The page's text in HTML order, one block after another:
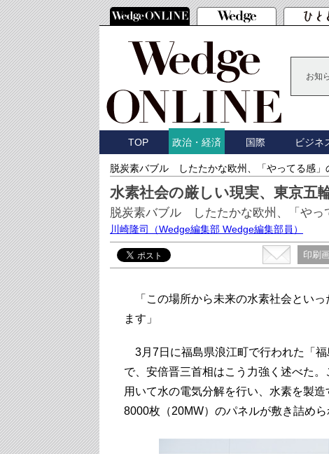
お知
TOP 政治・経済 国際 ビジネ
脱炭素バブル したたかな欧州、「やってる感」
水素社会の厳しい現実、東京五
脱炭素バブル したたかな欧州、「やっ
川崎隆司 （Wedge編集部 Wedge編集部員）
印刷
「この場所から未来の水素社会といっ
ます」
3月7日に福島県浪江町で行われた「
で、安倍晋三首相はこう力強く述べた
用いて水の電気分解を行い、水素を製
8000枚（20MW）のパネルが敷き詰めら